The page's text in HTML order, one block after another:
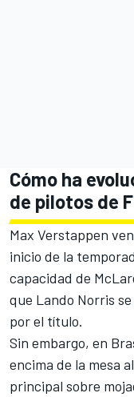
Cómo ha
de pilotos de
Max Verstappen
inicio de la
capacidad de
que Lando Norris
por el título.
Sin embargo, en
encima de la mesa
principal sobre